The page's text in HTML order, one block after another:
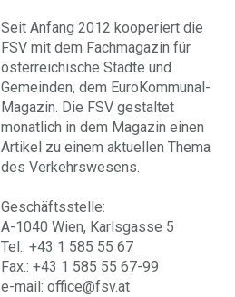
Seit Anfang 2012 kooperiert die
FSV mit dem Fachmagazin für
österreichische Städte und
Gemeinden, dem EuroKommunal-
Magazin. Die FSV gestaltet
monatlich in dem Magazin einen
Artikel zu einem aktuellen Thema
des Verkehrswesens.
Geschäftsstelle:
A-1040 Wien, Karlsgasse 5
Tel.: +43 1 585 55 67
Fax.: +43 1 585 55 67-99
e-mail: office@fsv.at